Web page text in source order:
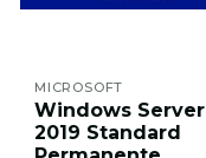
MICROSOFT
Windows Server
2019 Standard